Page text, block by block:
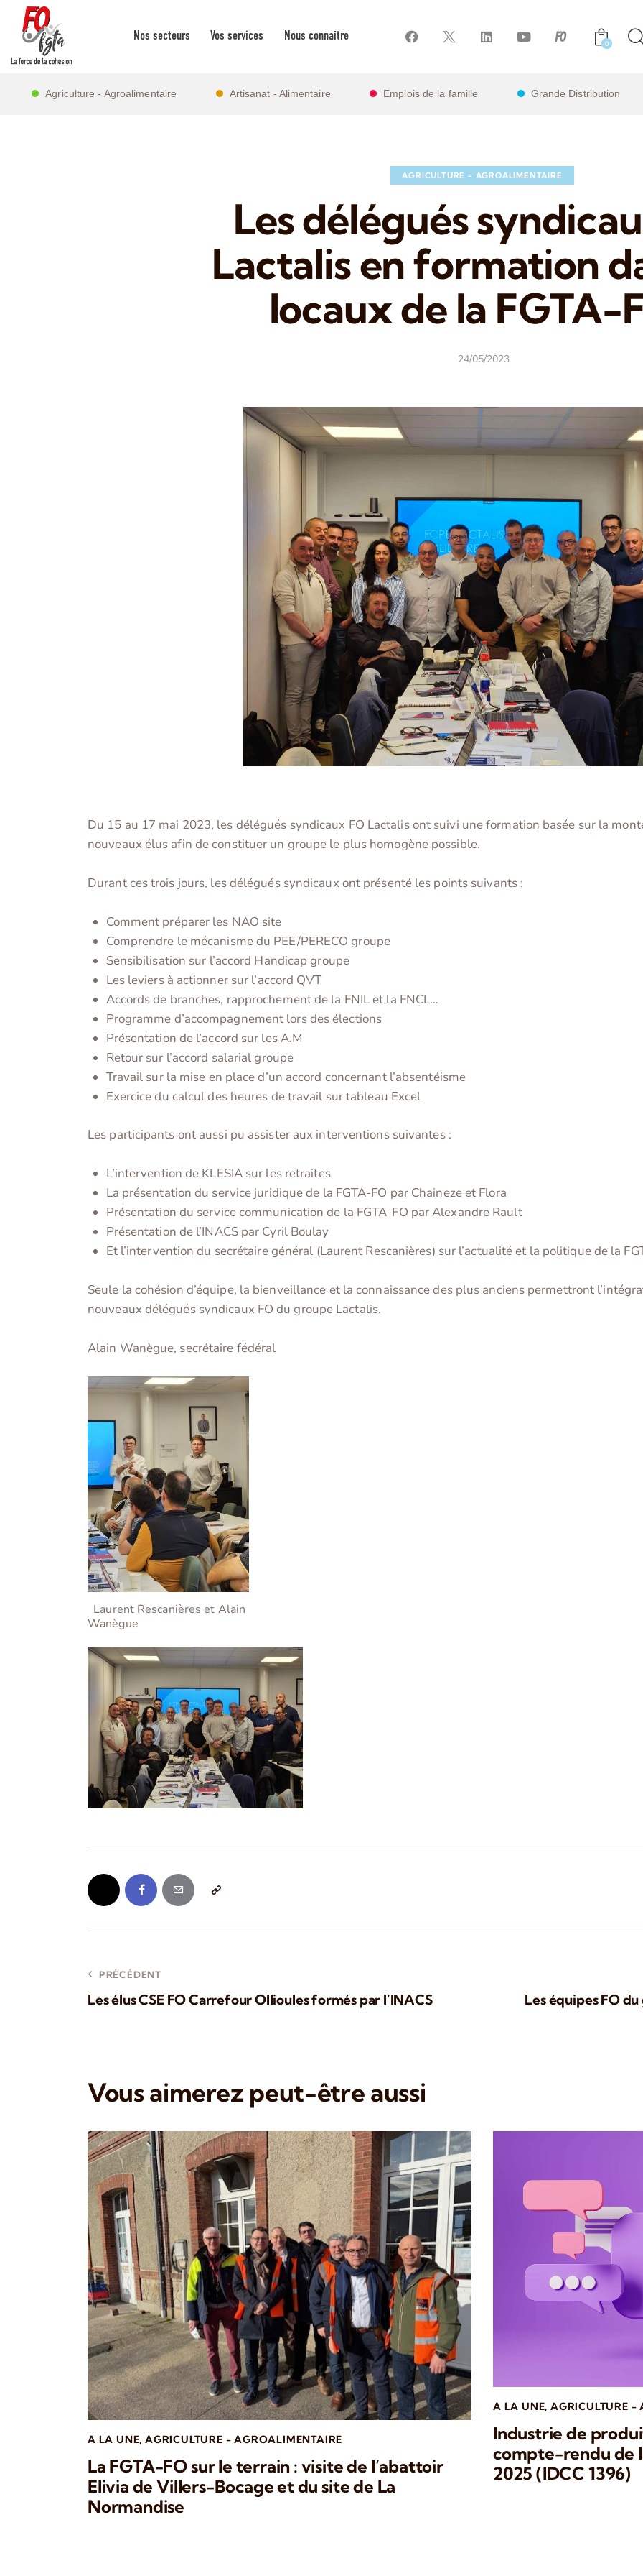
Nos secteurs Vos services Nous connaître
0
Agriculture - Agroalimentaire Artisanat - Alimentaire Emplois de la famille Grande Distribution
AGRICULTURE - AGROALIMENTAIRE
Les délégués
Lactalis en formation
locaux de la FGTA-
24/05/2023
Du 15 au 17 mai 2023, les délégués syndicaux FO Lactalis ont suivi une formation basée sur la
nouveaux élus afin de constituer un groupe le plus homogène possible.
Durant ces trois jours, les délégués syndicaux ont présenté les points suivants :
Comment préparer les NAO site
Comprendre le mécanisme du PEE/PERECO groupe
Sensibilisation sur l’accord Handicap groupe
Les leviers à actionner sur l’accord QVT
Accords de branches, rapprochement de la FNIL et la FNCL…
Programme d’accompagnement lors des élections
Présentation de l’accord sur les A.M
Retour sur l’accord salarial groupe
Travail sur la mise en place d’un accord concernant l’absentéisme
Exercice du calcul des heures de travail sur tableau Excel
Les participants ont aussi pu assister aux interventions suivantes :
L’intervention de KLESIA sur les retraites
La présentation du service juridique de la FGTA-FO par Chaineze et Flora
Présentation du service communication de la FGTA-FO par Alexandre Rault
Présentation de l’INACS par Cyril Boulay
Et l’intervention du secrétaire général (Laurent Rescanières) sur l’actualité et la politique de la
Seule la cohésion d’équipe, la bienveillance et la connaissance des plus anciens permettront
nouveaux délégués syndicaux FO du groupe Lactalis.
Alain Wanègue, secrétaire fédéral
Laurent Rescanières et Alain
Wanègue
PRÉCÉDENT
Les élus CSE FO Carrefour Ollioules formés par l’INACS
Les équipes FO
Vous aimerez peut-être aussi
A LA UNE,AGRICULTURE - AGROALIMENTAIRE
La FGTA-FO sur le terrain : visite de l’abattoir
Elivia de Villers-Bocage et du site de La
Normandise
A LA UNE,AGRICULTURE -
Industrie de
compte-rendu de
2025 (IDCC 1396)